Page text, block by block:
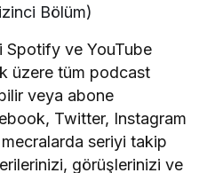
Bölüm)
Spotify ve YouTube
üzere tüm podcast
veya abone
Twitter, Instagram
seriyi takip
görüşlerinizi ve